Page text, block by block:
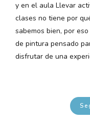
y en el aula Llevar
clases no tiene por
sabemos bien, por
de pintura pensado
disfrutar de una